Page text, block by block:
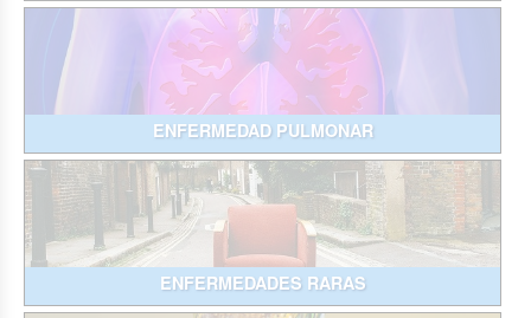
ENFERMEDAD PULMONAR
ENFERMEDADES RARAS